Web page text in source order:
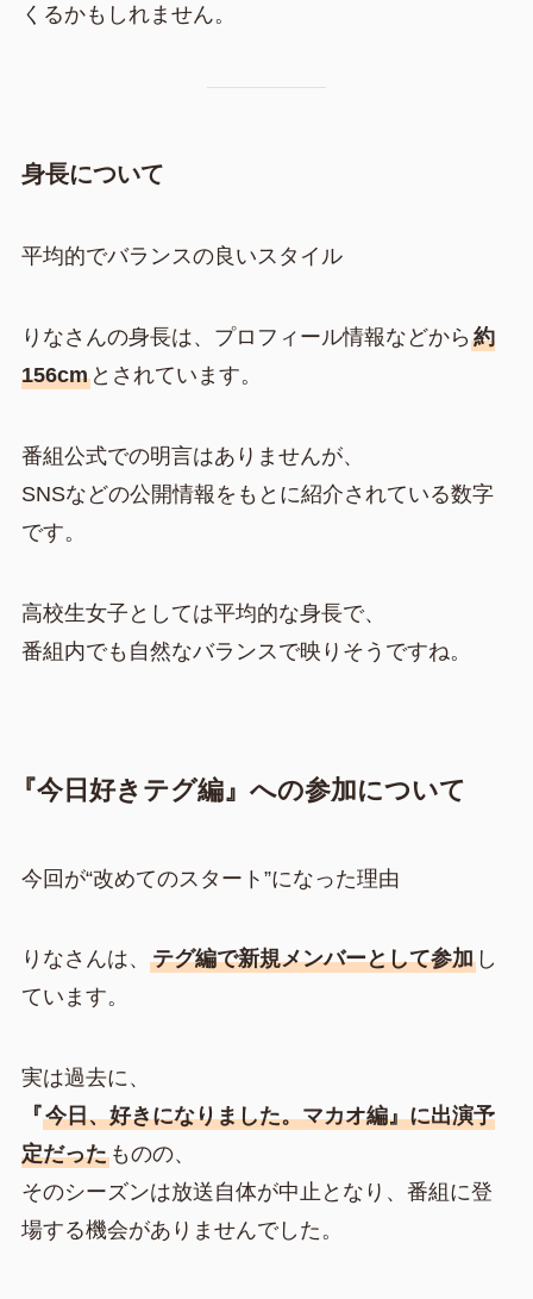
くるかもしれません。
身長について
平均的でバランスの良いスタイル
りなさんの身長は、プロフィール情報などから 約
156cmとされています。
番組公式での明言はありませんが、
SNSなどの公開情報をもとに紹介されている数字
です。
高校生女子としては平均的な身長で、
番組内でも自然なバランスで映りそうですね。
『今日好きテグ編』への参加について
今回が“改めてのスタート”になった理由
りなさんは、 テグ編で新規メンバーとして参加し
ています。
実は過去に、
『今日、好きになりました。マカオ編』に出演予
定だったものの、
そのシーズンは放送自体が中止となり、番組に登
場する機会がありませんでした。